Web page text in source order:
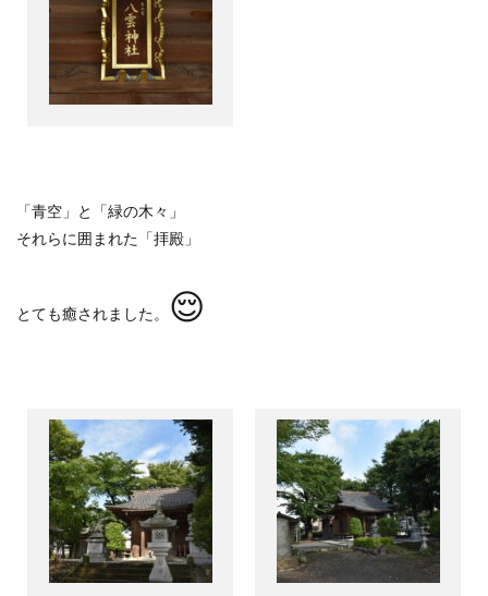
「青空」と「緑の木々」
それらに囲まれた「拝殿」
とても癒されました。 😌